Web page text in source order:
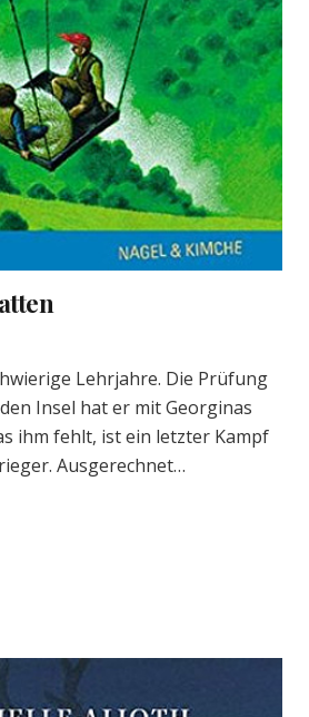
Lehrjahre. Die Prüfung
Insel hat er mit Georginas
ihm fehlt, ist ein letzter Kampf
Ausgerechnet…